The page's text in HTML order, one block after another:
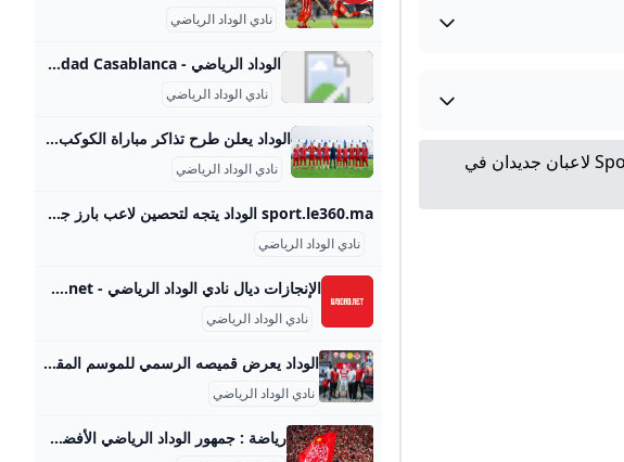
Sport.le360.ma لاعبان جديدان في
نادي الوداد الرياضي
الوداد الرياضي - Wydad Casablanca - أخبار، صور، أهداف و مباريات نادي الوداد الرياضي - Elbotola - البطولة الوداد الرياضي Wydad Casablanca أخبار، صور، أهداف و مباريات نادي الوداد الرياضي نتائج المباريات ترتيب و إحصائيات اللاعبين
نادي الوداد الرياضي
الوداد يعلن طرح تذاكر مباراة الكوكب المراكشي أعلن فريق نادي الوداد الرياضي لكرة القدم عن طرح انطلاق عملية بيع تذاكر المباراة الأولى من الموسم في البطولة الاحترافية، والتي ستجمعه بفريق الكوكب المراكشي بواسطةعبد القادر اليدماني10 سبتمبر، 2025
نادي الوداد الرياضي
sport.le360.ma الوداد يتجه لتحصين لاعب بارز جديد في الفريق يرتقب أن يحدث المكتب المديري الجديد لفريق الوداد الرياضي لكرة القدم، ثورة في التركيبة البشرية للفريق الأحمر، من خلال تخليه عن خدمات مجموعة كبيرة من اللاعبين خلال مرحلة انتقالات اللاعبين المقبلة. في 07/07/2024 على الساعة 21:00 وكشف مصدر مطلع، أن إدارة النادي الأحمر تتجه لتحصين عقد أمين أبو الفتح، مدافع فريق الوداد في الفترة المقبلة. وأوضح المصدر نفسه، أن أبو الفتح قرر الحفاظ على خدمات المدافع الودادي خلال الموسم الكروي المقبل.
نادي الوداد الرياضي
الإنجازات ديال نادي الوداد الرياضي - Wydad.net تأسس نادي الوداد الرياضي عام 1937، وحصد 47 لقباً رئيسياً منها 22 بوتولا، 9 كؤوس العرش، 3 دوري أبطال إفريقيا وألقاب أخرى.
نادي الوداد الرياضي
الوداد يعرض قميصه الرسمي للموسم المقبل بالمتجر الجديد - كلامكم ‎بواسطة كلامكم - 10 سبتمبر، 2025 - ‎فيرياضة 163 0
نادي الوداد الرياضي
رياضة : جمهور الوداد الرياضي الأفضل عالميا لسنة 2022 اختارت قناة إلترا وورلد العالمية جمهور نادي الوداد الرياضي البيضاوي لكرة القدم الأفضل في العالم لسنة 2022، بينما حل جمهور نادي أولمبيك آسفي في المركز الثالث. الصحراء المغربية عز الدين مخلوفي الثلاثاء 27 دجنبر 2022 - 11:47 الأربعاء 10 شتنبر 2025 - 15:44 الأربعاء 10 شتنبر 2025 - 12:52 الإثنين 08 شتنبر 2025 - 16:16 الإثنين 08 شتنبر 2025 - 10:06 الإثنين 08 شتنبر 2025 - 09:58 الأحد 07 شتنبر 2025 - 11:21 السبت 16 غشت 2025 - 17:04 الأحد 17 غشت 2025 - 23:03 الأحد 17 غشت 2025 - 23:07 الأحد 17 غشت 2025 - 23:16 الإثنين 18 غشت 2025 - 10:19 الأربعاء 10 شتنبر 2025 - 19:04 الأربعاء 10 شتنبر 2025 - 18:18 الأربعاء 10 شتنبر 2025 - 17:24 الأربعاء 10 شتنبر 2025 - 15:44 الأربعاء 10 شتنبر 2025 - 15:25